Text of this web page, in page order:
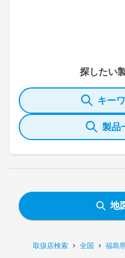
取扱店検索 全国 福島
探したい
キー
製品
地